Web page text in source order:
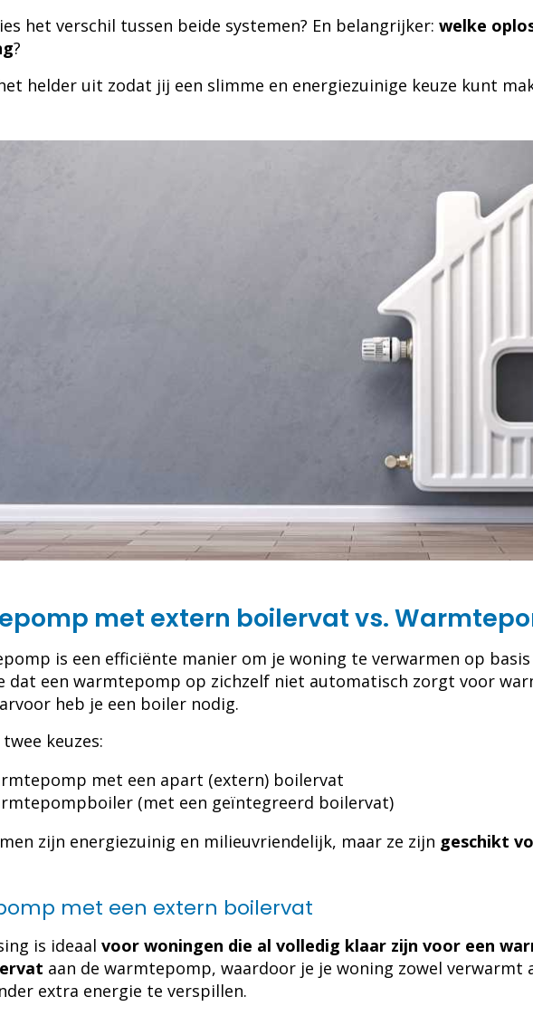
het verschil tussen beide systemen? En belangrijker: welke
?
helder uit zodat jij een slimme en energiezuinige keuze kunt
met extern boilervat vs.
is een efficiënte manier om je woning te verwarmen op
dat een warmtepomp op zichzelf niet automatisch zorgt voor
heb je een boiler nodig.
keuzes:
met een apart (extern) boilervat
(met een geïntegreerd boilervat)
zijn energiezuinig en milieuvriendelijk, maar ze zijn geschikt
met een extern boilervat
is ideaal voor woningen die al volledig klaar zijn voor een
aan de warmtepomp, waardoor je je woning zowel verwarmt
extra energie te verspillen.